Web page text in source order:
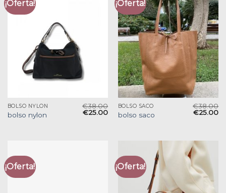
¡Oferta!
BOLSO NYLON
bolso nylon
€38.00
€25.00
¡Oferta!
BOLSO SACO
bolso saco
€38.00
€25.00
¡Oferta! ¡Oferta!